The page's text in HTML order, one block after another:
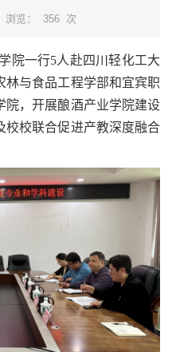
浏览： 356 次
院一行5人赴四川轻化工大
林与食品工程学部和宜宾职
院，开展酿酒产业学院建设
校校联合促进产教深度融合